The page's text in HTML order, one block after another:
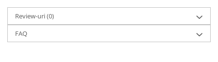
Review-uri(0)
FAQ